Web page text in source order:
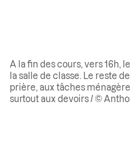
A la fin des cours, vers 16h,
la salle de classe. Le reste
prière, aux tâches
surtout aux devoirs / ©